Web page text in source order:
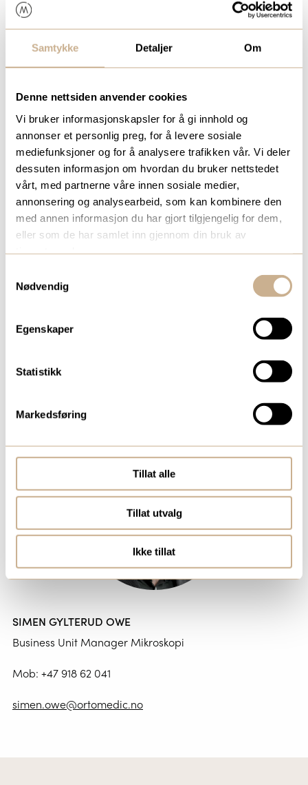
Samtykke Detaljer Om
Denne nettsiden anvender cookies
Vi bruker informasjonskapsler for å gi innhold og
annonser et personlig preg, for å levere sosiale
mediefunksjoner og for å analysere trafikken vår. Vi deler
dessuten informasjon om hvordan du bruker nettstedet
vårt, med partnerne våre innen sosiale medier,
annonsering og analysearbeid, som kan kombinere den
med annen informasjon du har gjort tilgjengelig for dem,
eller som de har samlet inn gjennom din bruk av
Nødvendig
Egenskaper
Statistikk
Markedsføring
Tillat alle
Tillat utvalg
Ikke tillat
DUARTE MATEUS
Produktspesialist Mikroskopi
HAO PIERRE QUOC NGUYEN
Mob:+47 402 98 961
hao.nguyen@ortomedic.no
SIMEN GYLTERUD OWE
Business Unit Manager Mikroskopi
Mob: +47 918 62 041
simen.owe@ortomedic.no